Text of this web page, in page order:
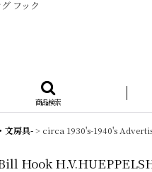
フック
商品検索
文房具-> circa 1930's-1940's
Hook